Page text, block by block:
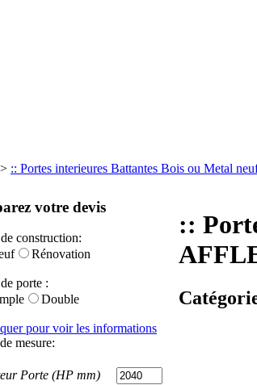
> :: Portes interieures Battantes Bois ou Metal
votre devis
construction:
Rénovation
porte :
Double
mesure:
Porte (HP mm)
::